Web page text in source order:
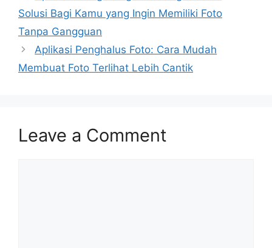
Solusi Bagi Kamu yang Ingin Memiliki Foto
Tanpa Gangguan
Aplikasi Penghalus Foto: Cara Mudah
Membuat Foto Terlihat Lebih Cantik
Leave a Comment